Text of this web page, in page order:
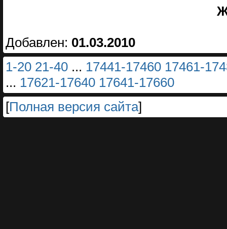
Добавлен: 01.03.2010
1-20 21-40 ... 17441-17460 17461-
... 17621-17640 17641-17660
[Полная версия сайта]